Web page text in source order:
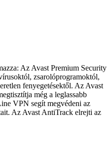
Az Avast Premium Security
zsarolóprogramoktól,
fenyegetésektől. Az Avast
még a leglassabb
VPN segít megvédeni az
Az Avast AntiTrack elrejti az